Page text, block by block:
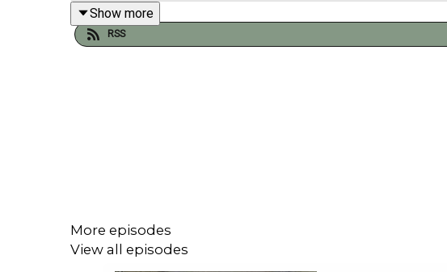
Följ Tomas Andersson Wij på sociala medier:
Show more
RSS
More episodes
View all episodes